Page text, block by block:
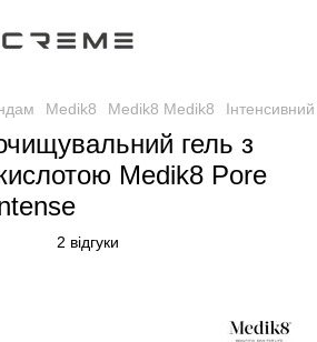
Medik8 Medik8 Medik8
гель з
Medik8 Pore
2 відгуки